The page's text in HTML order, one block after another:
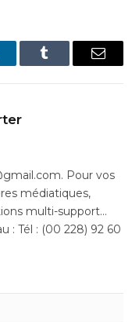
Tumblr Email
Pour vos
médiatiques,
multi-support…
: Tél : (00 228) 92 60